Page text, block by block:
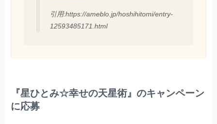
引用:https://ameblo.jp/hoshihitomi/entry-
12593485171.html
『星ひとみ☆幸せの天星術』のキャンペーン
に応募